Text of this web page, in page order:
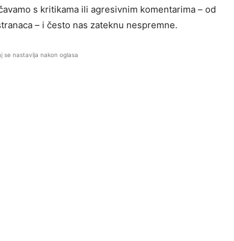
s kritikama ili agresivnim komentarima – od
– i često nas zateknu nespremne.
se nastavlja nakon oglasa